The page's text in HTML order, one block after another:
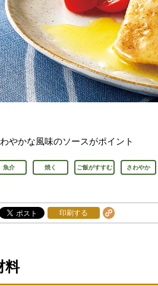
やかな風味のソースがポイント
魚介 焼く ご飯がすすむ さわやか
印刷する
料